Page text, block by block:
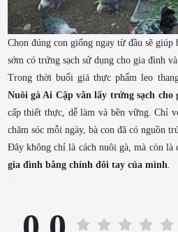
Chọn đúng con giống ngay từ đầu sẽ
sớm có trứng sạch sử dụng cho gia đình
Trong thời buổi giá thực phẩm leo
Nuôi gà Ai Cập vằn lấy trứng sạch cho
cấp thiết thực, dễ làm và bền vững. Chỉ
chăm sóc mỗi ngày, bà con đã có nguồn
Đây không chỉ là cách nuôi gà, mà còn là
gia đình bằng chính đôi tay của mình.